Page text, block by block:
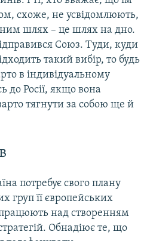
схоже, не усвідомлюють,
шлях – це шлях на дно.
Союз. Туди, куди
такий вибір, то будь
в індивідуальному
до Росії, якщо вона
тягнути за собою ще й
потребує свого плану
груп її європейських
над створенням
Обнадіює те, що